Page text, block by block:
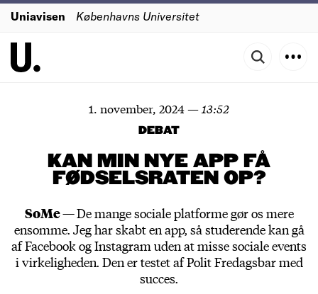
Uniavisen Københavns Universitet
1. november, 2024— 13:52
DEBAT
KAN MIN NYE APP FÅ
FØDSELSRATEN OP?
SoMe —De mange sociale platforme gør os mere
ensomme. Jeg har skabt en app, så studerende kan gå
af Facebook og Instagram uden at misse sociale events
i virkeligheden. Den er testet af Polit Fredagsbar med
succes.